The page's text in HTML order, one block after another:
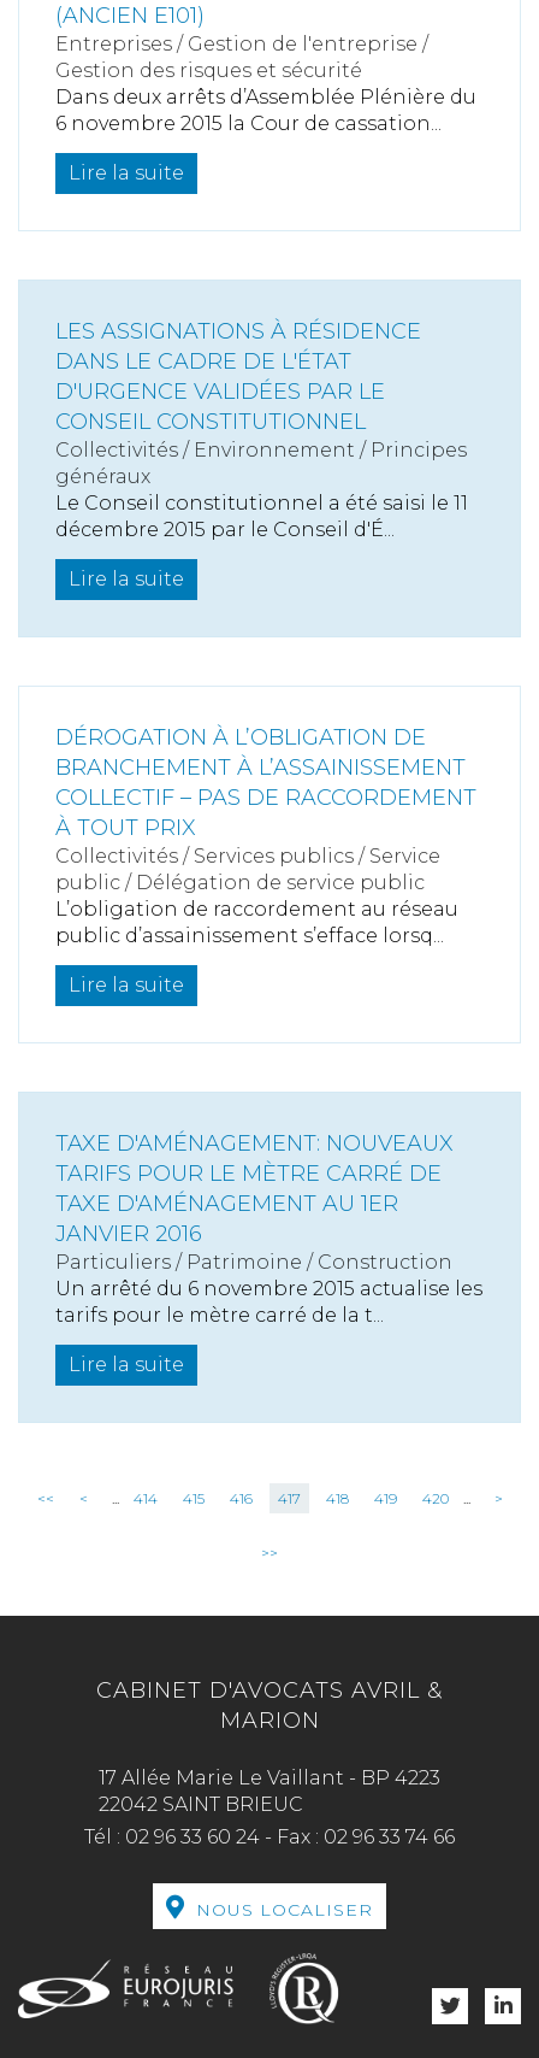
(ANCIEN E101)
Entreprises / Gestion de l'entreprise /
Gestion des risques et sécurité
Dans deux arrêts d’Assemblée Plénière du
6 novembre 2015 la Cour de cassation...
Lire la suite
LES ASSIGNATIONS À RÉSIDENCE
DANS LE CADRE DE L'ÉTAT
D'URGENCE VALIDÉES PAR LE
CONSEIL CONSTITUTIONNEL
Collectivités / Environnement / Principes
généraux
Le Conseil constitutionnel a été saisi le 11
décembre 2015 par le Conseil d'É...
Lire la suite
DÉROGATION À L’OBLIGATION DE
BRANCHEMENT À L’ASSAINISSEMENT
COLLECTIF – PAS DE RACCORDEMENT
À TOUT PRIX
Collectivités / Services publics / Service
public / Délégation de service public
L’obligation de raccordement au réseau
public d’assainissement s’efface lorsq...
Lire la suite
TAXE D'AMÉNAGEMENT: NOUVEAUX
TARIFS POUR LE MÈTRE CARRÉ DE
TAXE D'AMÉNAGEMENT AU 1ER
JANVIER 2016
Particuliers / Patrimoine / Construction
Un arrêté du 6 novembre 2015 actualise les
tarifs pour le mètre carré de la t...
Lire la suite
<< < ... 414 415 416 417 418 419 420 ... >
>>
CABINET D'AVOCATS AVRIL &
MARION
17 Allée Marie Le Vaillant - BP 4223
22042 SAINT BRIEUC
Tél : 02 96 33 60 24 - Fax : 02 96 33 74 66
NOUS LOCALISER